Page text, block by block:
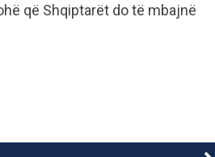
që Shqiptarët do të mbajnë